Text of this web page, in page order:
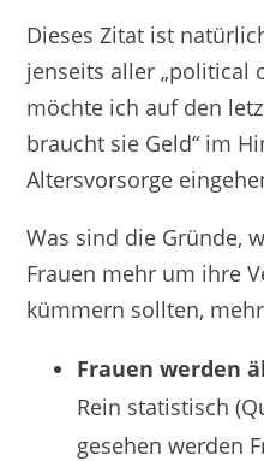
Dieses Zitat ist
jenseits aller „political
möchte ich auf den
braucht sie Geld“ im
Altersvorsorge
Was sind die Gründe,
Frauen mehr um ihre
kümmern sollten,
Frauen werden
Rein statistisch
gesehen werden